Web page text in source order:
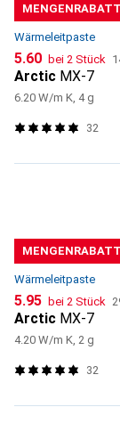
MENGENRABATT
Wärmeleitpaste
CHF
5.60 bei 2 Stück
Arctic MX-7
6.20 W/m K, 4 g
32
MENGENRABATT
Wärmeleitpaste
CHF
5.95 bei 2 Stück
Arctic MX-7
4.20 W/m K, 2 g
32